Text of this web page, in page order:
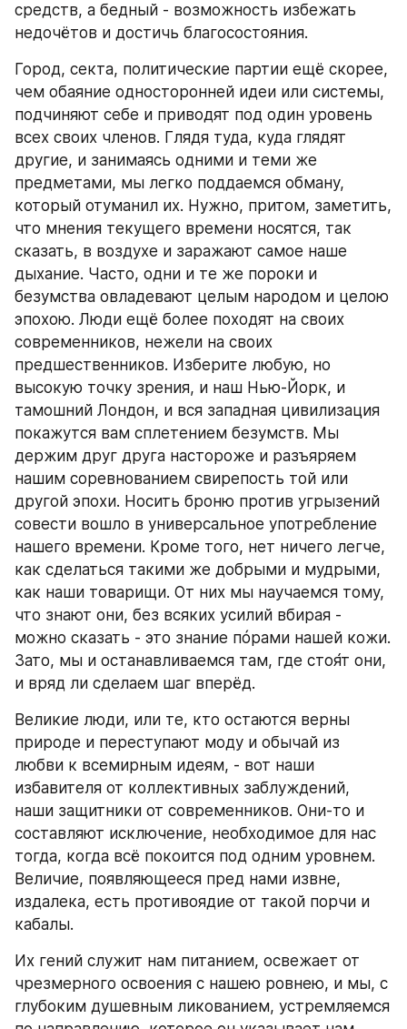
средств, а бедный - возможность избежать
недочётов и достичь благосостояния.
Город, секта, политические партии ещё скорее,
чем обаяние односторонней идеи или системы,
подчиняют себе и приводят под один уровень
всех своих членов. Глядя туда, куда глядят
другие, и занимаясь одними и теми же
предметами, мы легко поддаемся обману,
который отуманил их. Нужно, притом, заметить,
что мнения текущего времени носятся, так
сказать, в воздухе и заражают самое наше
дыхание. Часто, одни и те же пороки и
безумства овладевают целым народом и целою
эпохою. Люди ещё более походят на своих
современников, нежели на своих
предшественников. Изберите любую, но
высокую точку зрения, и наш Нью-Йорк, и
тамошний Лондон, и вся западная цивилизация
покажутся вам сплетением безумств. Мы
держим друг друга настороже и разъяряем
нашим соревнованием свирепость той или
другой эпохи. Носить броню против угрызений
совести вошло в универсальное употребление
нашего времени. Кроме того, нет ничего легче,
как сделаться такими же добрыми и мудрыми,
как наши товарищи. От них мы научаемся тому,
что знают они, без всяких усилий вбирая -
можно сказать - это знание пóрами нашей кожи.
Зато, мы и останавливаемся там, где стоя́т они,
и вряд ли сделаем шаг вперёд.
Великие люди, или те, кто остаются верны
природе и переступают моду и обычай из
любви к всемирным идеям, - вот наши
избавителя от коллективных заблуждений,
наши защитники от современников. Они-то и
составляют исключение, необходимое для нас
тогда, когда всё покоится под одним уровнем.
Величие, появляющееся пред нами извне,
издалека, есть противоядие от такой порчи и
кабалы.
Их гений служит нам питанием, освежает от
чрезмерного освоения с нашею ровнею, и мы, с
глубоким душевным ликованием, устремляемся